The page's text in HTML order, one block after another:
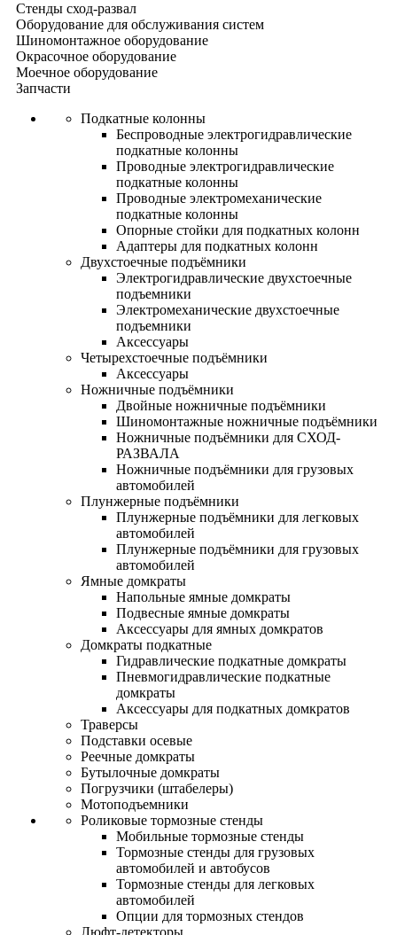
Стенды сход-развал
Оборудование для обслуживания систем
Шиномонтажное оборудование
Окрасочное оборудование
Моечное оборудование
Запчасти
Подкатные колонны
Беспроводные электрогидравлические
подкатные колонны
Проводные электрогидравлические
подкатные колонны
Проводные электромеханические
подкатные колонны
Опорные стойки для подкатных колонн
Адаптеры для подкатных колонн
Двухстоечные подъёмники
Электрогидравлические двухстоечные
подъемники
Электромеханические двухстоечные
подъемники
Аксессуары
Четырехстоечные подъёмники
Аксессуары
Ножничные подъёмники
Двойные ножничные подъёмники
Шиномонтажные ножничные подъёмники
Ножничные подъёмники для СХОД-
РАЗВАЛА
Ножничные подъёмники для грузовых
автомобилей
Плунжерные подъёмники
Плунжерные подъёмники для легковых
автомобилей
Плунжерные подъёмники для грузовых
автомобилей
Ямные домкраты
Напольные ямные домкраты
Подвесные ямные домкраты
Аксессуары для ямных домкратов
Домкраты подкатные
Гидравлические подкатные домкраты
Пневмогидравлические подкатные
домкраты
Аксессуары для подкатных домкратов
Траверсы
Подставки осевые
Реечные домкраты
Бутылочные домкраты
Погрузчики (штабелеры)
Мотоподъемники
Роликовые тормозные стенды
Мобильные тормозные стенды
Тормозные стенды для грузовых
автомобилей и автобусов
Тормозные стенды для легковых
автомобилей
Опции для тормозных стендов